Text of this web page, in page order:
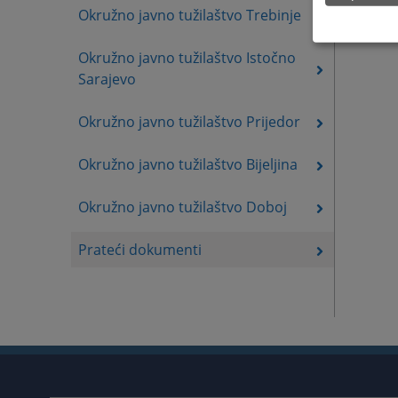
Okružno javno tužilaštvo Trebinje
Okružno javno tužilaštvo Istočno
Sarajevo
Okružno javno tužilaštvo Prijedor
Okružno javno tužilaštvo Bijeljina
Okružno javno tužilaštvo Doboj
Prateći dokumenti